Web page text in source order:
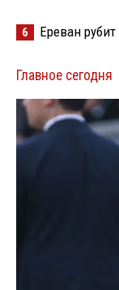
6 Ереван
Главное сегодня